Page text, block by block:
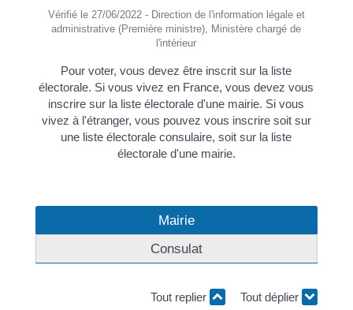
Vérifié le 27/06/2022 - Direction de l'information légale et
administrative (Première ministre), Ministère chargé de
l'intérieur
Pour voter, vous devez être inscrit sur la liste
électorale. Si vous vivez en France, vous devez vous
inscrire sur la liste électorale d'une mairie. Si vous
vivez à l'étranger, vous pouvez vous inscrire soit sur
une liste électorale consulaire, soit sur la liste
électorale d'une mairie.
Mairie
Consulat
Tout replier Tout déplier